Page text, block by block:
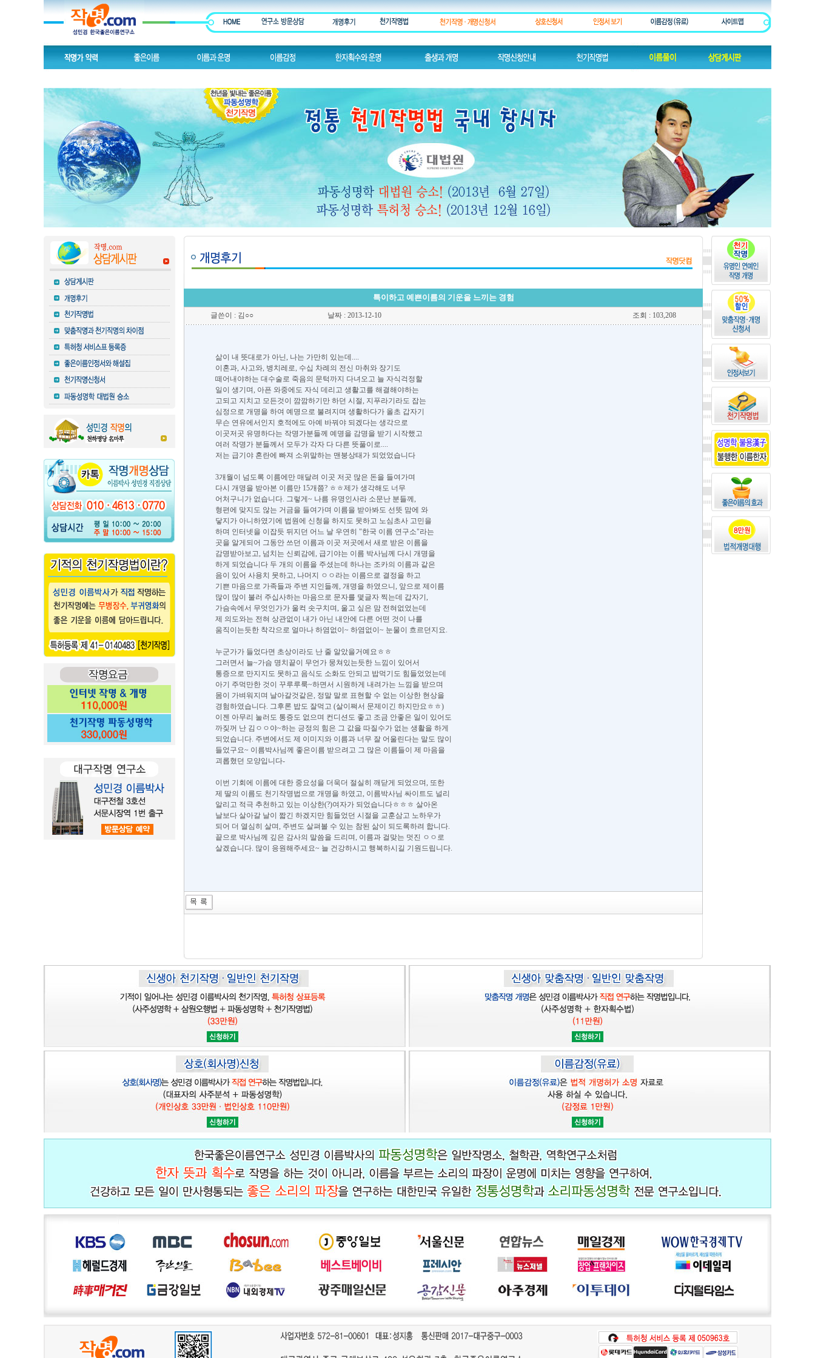
특이하고 예쁜이름의 기운을 느끼는 경험
글쓴이 : 김○○ 날짜 : 2013-12-10 조회 : 103,208
삶이 내 뜻대로가 아닌, 나는 가만히 있는데....
이혼과, 사고와, 병치레로, 수십 차례의 전신 마취와 장기도
떼어내야하는 대수술로 죽음의 문턱까지 다녀오고 늘 자식걱정할
일이 생기며, 아픈 와중에도 자식 데리고 생활고를 해결해야하는
고되고 지치고 모든것이 깜깜하기만 하던 시절, 지푸라기라도 잡는
심정으로 개명을 하여 예명으로 불려지며 생활하다가 올초 갑자기
무슨 연유에서인지 호적에도 아예 바꿔야 되겠다는 생각으로
이곳저곳 유명하다는 작명가분들께 예명을 감명을 받기 시작했고
여러 작명가 분들께서 모두가 각자 다 다른 뜻풀이로....
저는 급기야 혼란에 빠져 소위말하는 맨붕상태가 되었었습니다
3개월이 넘도록 이름에만 매달려 이곳 저곳 많은 돈을 들여가며
다시 개명을 받아본 이름만 15개쯤? ㅎㅎ제가 생각해도 너무
어처구니가 없습니다. 그렇게~ 나름 유명인사라 소문난 분들께,
형편에 맞지도 않는 거금을 들여가며 이름을 받아봐도 선뜻 맘에 와
닿지가 아니하였기에 법원에 신청을 하지도 못하고 노심초사 고민을
하며 인터넷을 이잡듯 뒤지던 어느 날 우연히 "한국 이름 연구소"라는
곳을 알게되어 그동안 쓰던 이름과 이곳 저곳에서 새로 받은 이름을
감명받아보고, 넘치는 신뢰감에, 급기야는 이름 박사님께 다시 개명을
하게 되었습니다 두 개의 이름을 주셨는데 하나는 조카의 이름과 같은
음이 있어 사용치 못하고, 나머지 ㅇㅇ라는 이름으로 결정을 하고
기쁜 마음으로 가족들과 주변 지인들께, 개명을 하였으니, 앞으로 제이름
많이 많이 불러 주십사하는 마음으로 문자를 몇글자 찍는데 갑자기,
가슴속에서 무엇인가가 울컥 솟구치며, 울고 싶은 맘 전혀없었는데
제 의도와는 전혀 상관없이 내가 아닌 내안에 다른 어떤 것이 나를
움직이는듯한 착각으로 얼마나 하염없이~ 하염없이~ 눈물이 흐르던지요.
누군가가 들었다면 초상이라도 난 줄 알았을거예요ㅎㅎ
그러면서 늘~가슴 명치끝이 무언가 뭉쳐있는듯한 느낌이 있어서
통증으로 만지지도 못하고 음식도 소화도 안되고 밥먹기도 힘들었었는데
아기 주먹만한 것이 꾸루루룩~하면서 시원하게 내려가는 느낌을 받으며
몸이 가벼워지며 날아갈것같은, 정말 말로 표현할 수 없는 이상한 현상을
경험하였습니다. 그후론 밥도 잘먹고 (살이쪄서 문제이긴 하지만요ㅎㅎ)
이젠 아무리 눌러도 통증도 없으며 컨디션도 좋고 조금 안좋은 일이 있어도
까짖꺼 난 김ㅇㅇ야~하는 긍정의 힘은 그 값을 따질수가 없는 생활을 하게
되었습니다. 주변에서도 제 이미지와 이름과 너무 잘 어울린다는 말도 많이
들었구요~ 이름박사님께 좋은이름 받으려고 그 많은 이름들이 제 마음을
괴롭혔던 모양입니다-
이번 기회에 이름에 대한 중요성을 더욱더 절실히 깨닫게 되었으며, 또한
제 딸의 이름도 천기작명법으로 개명을 하였고, 이름박사님 싸이트도 널리
알리고 적극 추천하고 있는 이상한(?)여자가 되었습니다ㅎㅎㅎ 살아온
날보다 살아갈 날이 짧긴 하겠지만 힘들었던 시절을 교훈삼고 노하우가
되어 더 열심히 살며, 주변도 살펴볼 수 있는 참된 삶이 되도록하려 합니다.
끝으로 박사님께 깊은 감사의 말씀을 드리며, 이름과 걸맞는 멋진 ㅇㅇ로
살겠습니다. 많이 응원해주세요~ 늘 건강하시고 행복하시길 기원드립니다.